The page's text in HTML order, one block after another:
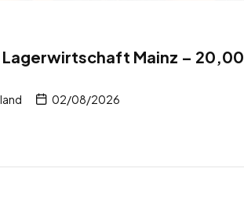
Mainz – 20,00
02/08/2026